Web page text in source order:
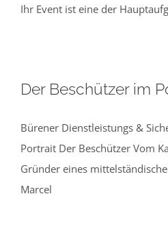
Ihr Event ist eine der
Der Beschützer im
Bürener Dienstleistungs &
Portrait Der Beschützer Vom
Gründer eines
Marcel